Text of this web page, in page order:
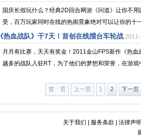
国庆长假玩什么？经典2D回合网游《问道》让你不
受，百万玩家同时在线的热闹景象绝对可以让你的十
《热血战队》干7天！首创在线擂台车轮战
月月有比赛，天天有奖金！2011金山FPS新作《热
越多的战队入驻RT，为了他们的梦想和荣誉，在游
首 页 上一页 1 2 下一页
关于我们 服务条款 法律声明